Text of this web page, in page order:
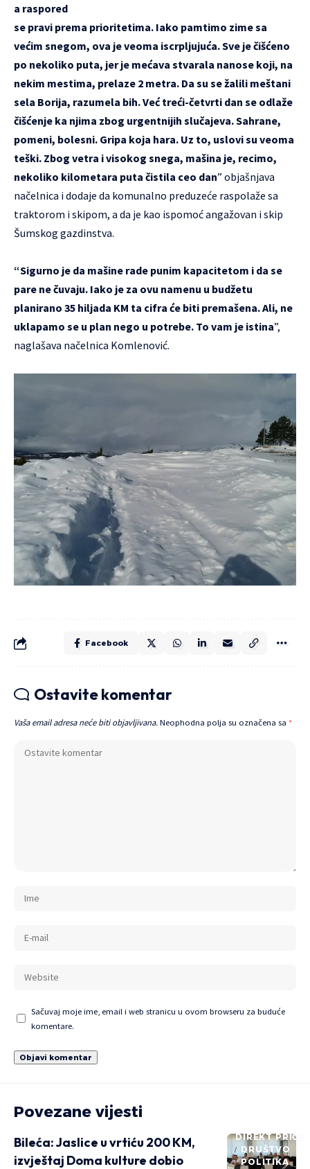
a raspored
se pravi prema prioritetima. Iako pamtimo zime sa
većim snegom, ova je veoma iscrpljujuća. Sve je čišćeno
po nekoliko puta, jer je mećava stvarala nanose koji, na
nekim mestima, prelaze 2 metra. Da su se žalili meštani
sela Borija, razumela bih. Već treći-četvrti dan se odlaže
čišćenje ka njima zbog urgentnijih slučajeva. Sahrane,
pomeni, bolesni. Gripa koja hara. Uz to, uslovi su veoma
teški. Zbog vetra i visokog snega, mašina je, recimo,
nekoliko kilometara puta čistila ceo dan” objašnjava
načelnica i dodaje da komunalno preduzeće raspolaže sa
traktorom i skipom, a da je kao ispomoć angažovan i skip
Šumskog gazdinstva.
“Sigurno je da mašine rade punim kapacitetom i da se
pare ne čuvaju. Iako je za ovu namenu u budžetu
planirano 35 hiljada KM ta cifra će biti premašena. Ali, ne
uklapamo se u plan nego u potrebe. To vam je istina”,
naglašava načelnica Komlenović.
Facebook
Ostavite komentar
Vaša email adresa neće biti objavljivana. Neophodna polja su označena sa *
Sačuvaj moje ime, email i web stranicu u ovom browseru za buduće
komentare.
Povezane vijesti
DIREKT PRIČE
DRUŠTVO
POLITIKA
Bileća: Jaslice u vrtiću 200 KM,
izvještaj Doma kulture dobio